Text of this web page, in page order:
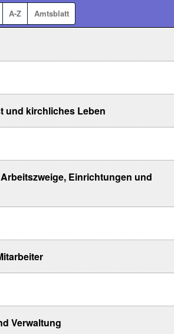
A-Z Amtsblatt
und kirchliches Leben
Einrichtungen und
Verwaltung